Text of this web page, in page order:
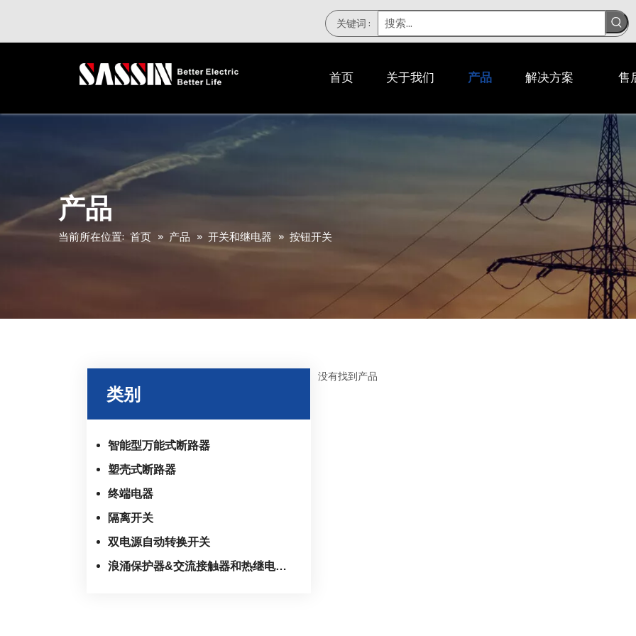
关键词 :
首页 关于我们 产品 解决方案 售
产品
当前所在位置: 首页 » 产品 » 开关和继电器 » 按钮开关
类别
智能型万能式断路器
塑壳式断路器
终端电器
隔离开关
双电源自动转换开关
浪涌保护器&交流接触器和热继电器系列
没有找到产品